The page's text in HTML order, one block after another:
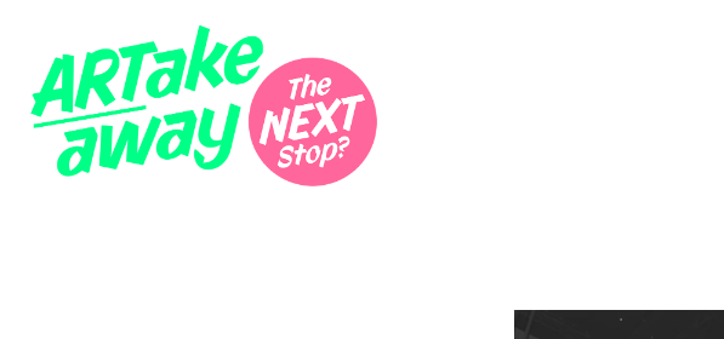
ARTAKEAWAY
exhibice v prostoru